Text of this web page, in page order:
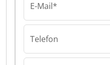
E-Mail*
Telefon